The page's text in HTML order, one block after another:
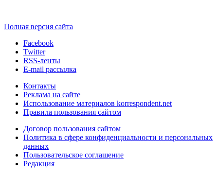
Полная версия сайта
Facebook
Twitter
RSS-ленты
E-mail рассылка
Контакты
Реклама на сайте
Использование материалов korrespondent.net
Правила пользования сайтом
Договор пользования сайтом
Политика в сфере конфиденциальности и персональных
данных
Пользовательское соглашение
Редакция